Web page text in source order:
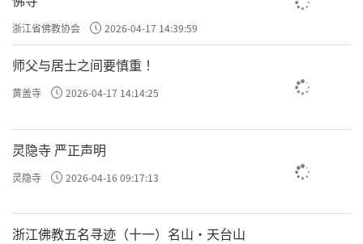
浙江省佛教协会 2026-04-17 14:39:59
师父与居士之间要慎重 ！
黄盖寺 2026-04-17 14:14:25
灵隐寺 严正声明
灵隐寺 2026-04-16 09:17:13
浙江佛教五名寻迹（十一）名山·天台山